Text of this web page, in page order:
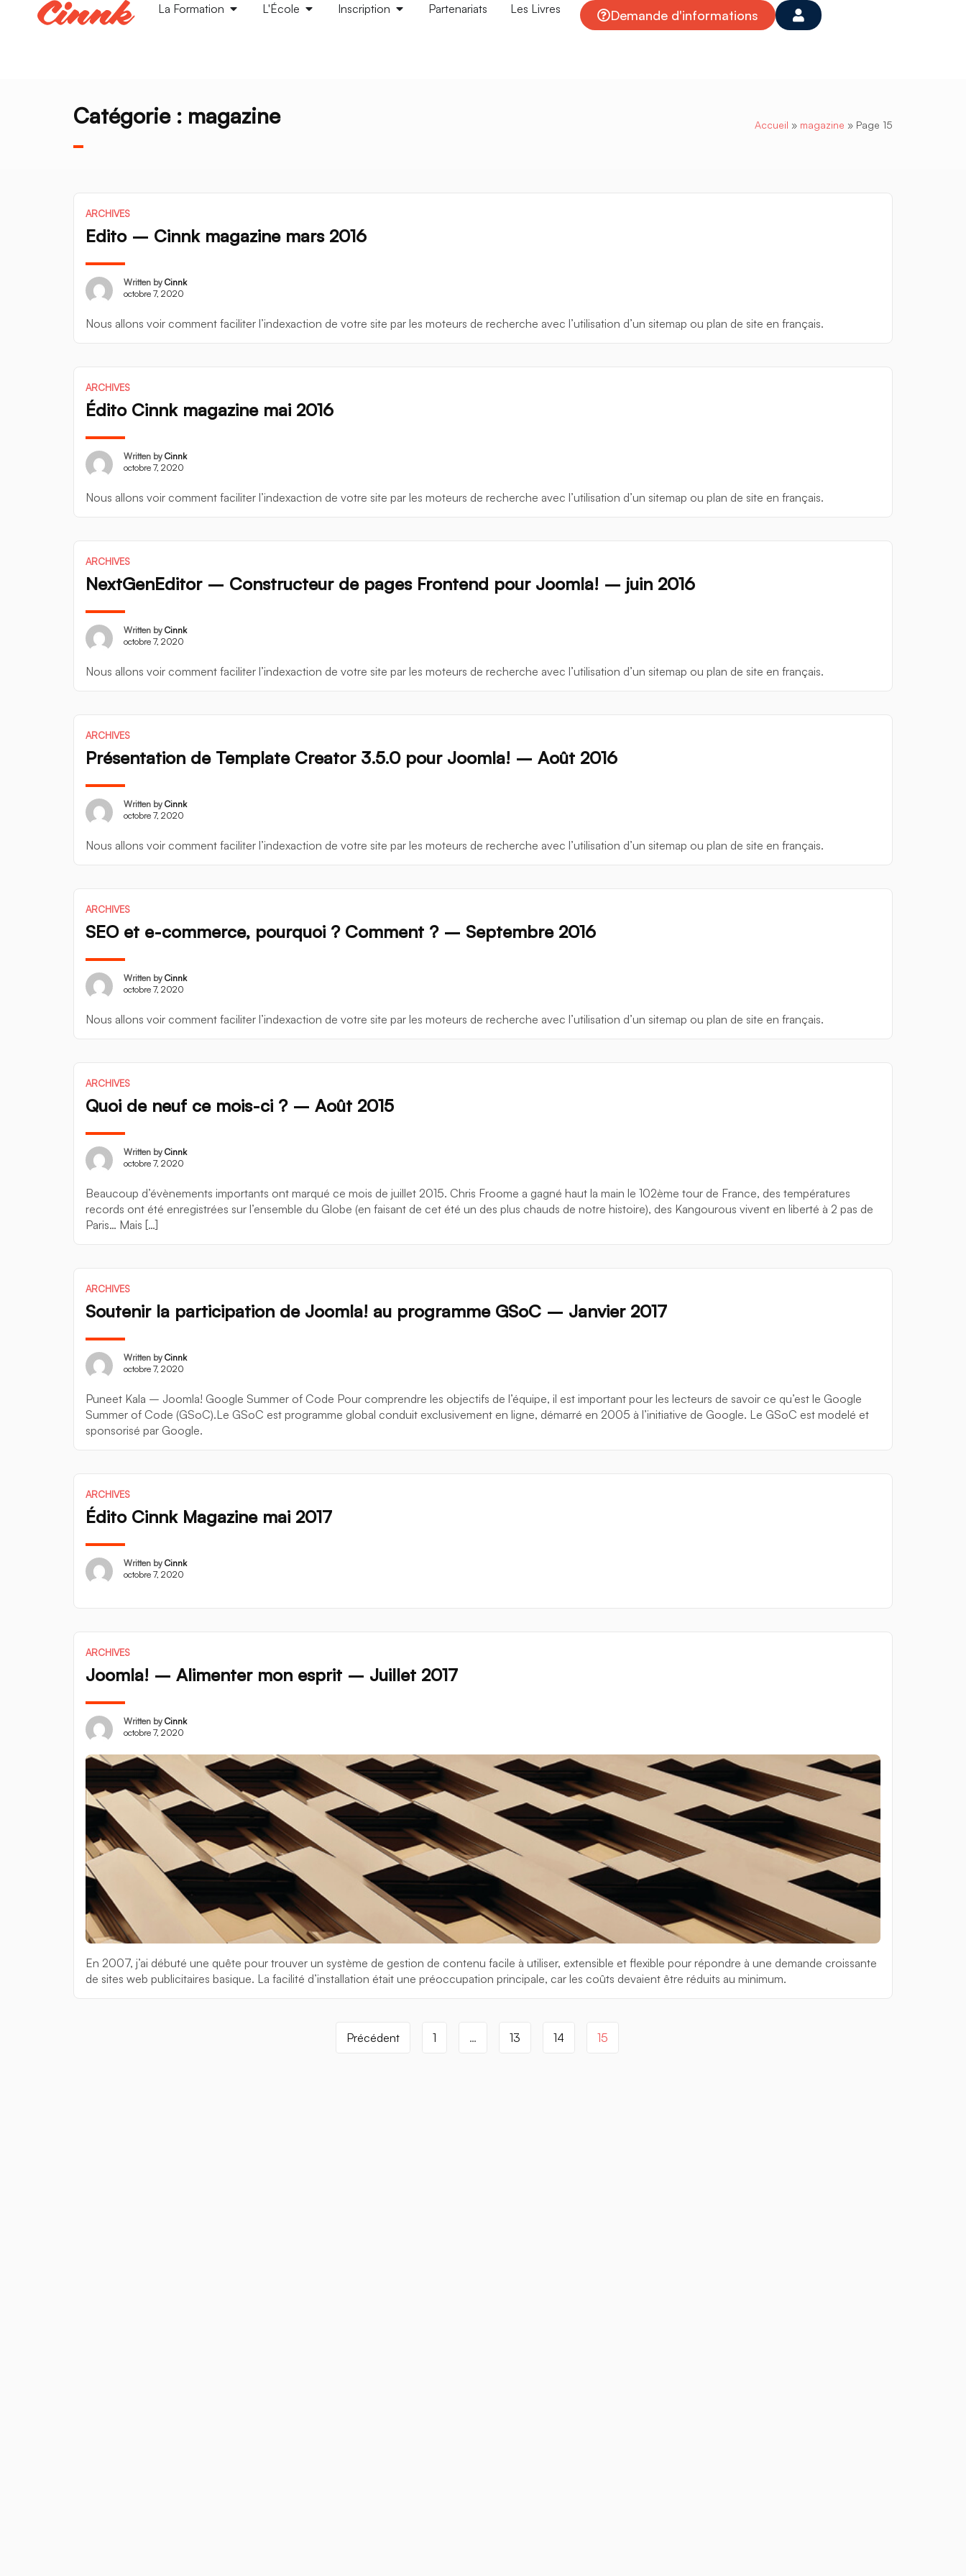
La Formation L'École Inscription Partenariats Les Livres Demande d'informations
Catégorie : magazine Accueil » magazine » Page 15
ARCHIVES
Edito – Cinnk magazine mars 2016
Written by Cinnk
octobre 7, 2020
Nous allons voir comment faciliter l’indexaction de votre site par les moteurs de recherche avec l’utilisation d’un sitemap ou plan de site en français.
ARCHIVES
Édito Cinnk magazine mai 2016
Written by Cinnk
octobre 7, 2020
Nous allons voir comment faciliter l’indexaction de votre site par les moteurs de recherche avec l’utilisation d’un sitemap ou plan de site en français.
ARCHIVES
NextGenEditor – Constructeur de pages Frontend pour Joomla! – juin 2016
Written by Cinnk
octobre 7, 2020
Nous allons voir comment faciliter l’indexaction de votre site par les moteurs de recherche avec l’utilisation d’un sitemap ou plan de site en français.
ARCHIVES
Présentation de Template Creator 3.5.0 pour Joomla! – Août 2016
Written by Cinnk
octobre 7, 2020
Nous allons voir comment faciliter l’indexaction de votre site par les moteurs de recherche avec l’utilisation d’un sitemap ou plan de site en français.
ARCHIVES
SEO et e-commerce, pourquoi ? Comment ? – Septembre 2016
Written by Cinnk
octobre 7, 2020
Nous allons voir comment faciliter l’indexaction de votre site par les moteurs de recherche avec l’utilisation d’un sitemap ou plan de site en français.
ARCHIVES
Quoi de neuf ce mois-ci ? – Août 2015
Written by Cinnk
octobre 7, 2020
Beaucoup d’évènements importants ont marqué ce mois de juillet 2015. Chris Froome a gagné haut la main le 102ème tour de France, des températures
records ont été enregistrées sur l’ensemble du Globe (en faisant de cet été un des plus chauds de notre histoire), des Kangourous vivent en liberté à 2 pas de
Paris… Mais […]
ARCHIVES
Soutenir la participation de Joomla! au programme GSoC – Janvier 2017
Written by Cinnk
octobre 7, 2020
Puneet Kala – Joomla! Google Summer of Code Pour comprendre les objectifs de l’équipe, il est important pour les lecteurs de savoir ce qu’est le Google
Summer of Code (GSoC).Le GSoC est programme global conduit exclusivement en ligne, démarré en 2005 à l’initiative de Google. Le GSoC est modelé et
sponsorisé par Google.
ARCHIVES
Édito Cinnk Magazine mai 2017
Written by Cinnk
octobre 7, 2020
ARCHIVES
Joomla! – Alimenter mon esprit – Juillet 2017
Written by Cinnk
octobre 7, 2020
En 2007, j’ai débuté une quête pour trouver un système de gestion de contenu facile à utiliser, extensible et flexible pour répondre à une demande croissante
de sites web publicitaires basique. La facilité d’installation était une préoccupation principale, car les coûts devaient être réduits au minimum.
Précédent 1 … 13 14 15